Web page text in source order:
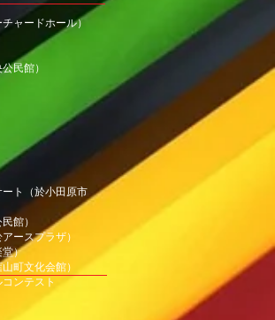
ャードホール）
民館）
ト（於小田原市
館）
ースプラザ）
堂）
町文化会館）
ンテスト